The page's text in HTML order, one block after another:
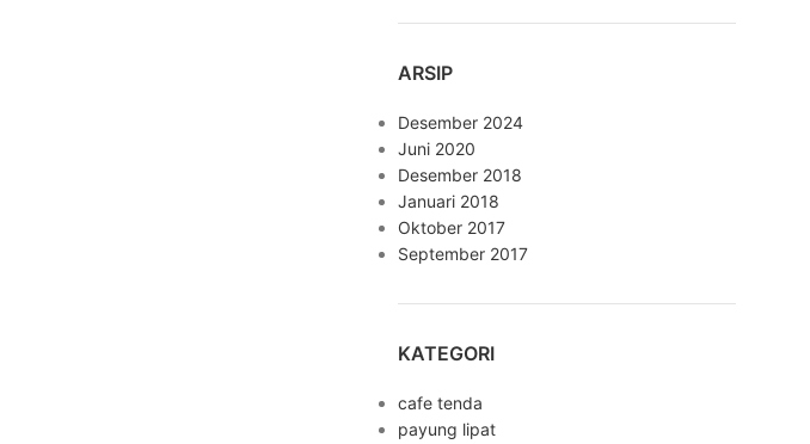
ARSIP
Desember 2024
Juni 2020
Desember 2018
Januari 2018
Oktober 2017
September 2017
KATEGORI
cafe tenda
payung lipat